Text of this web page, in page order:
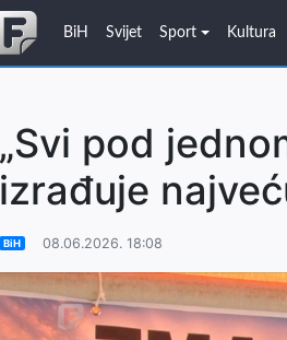
BiH Svijet Sport Kultura
„Svi pod
izrađuje
BiH 08.06.2026. 18:08